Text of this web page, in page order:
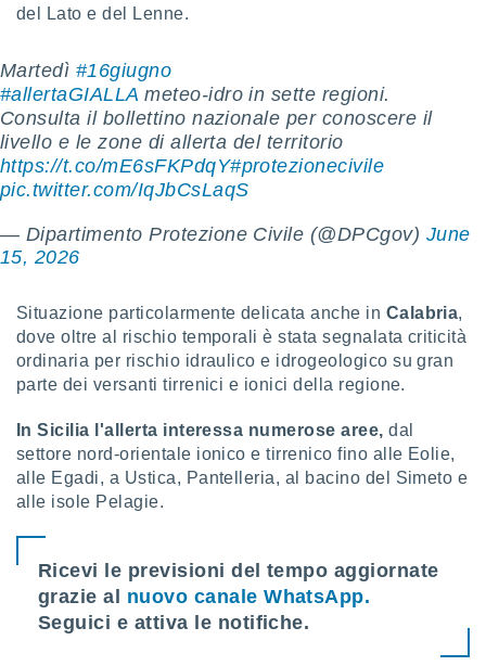
e
per la
dei
la
del
delle
dei
del Lato e del Lenne.
Martedì #16giugno
#allertaGIALLA meteo-idro in sette regioni.
Consulta il bollettino nazionale per conoscere il
livello e le zone di allerta del territorio
https://t.co/mE6sFKPdqY#protezionecivile
pic.twitter.com/IqJbCsLaqS
— Dipartimento Protezione Civile (@DPCgov) June
15, 2026
Situazione particolarmente delicata anche in Calabria,
dove oltre al rischio temporali è stata segnalata criticità
ordinaria per rischio idraulico e idrogeologico su gran
parte dei versanti tirrenici e ionici della regione.
In Sicilia l'allerta interessa numerose aree,dal
settore nord-orientale ionico e tirrenico fino alle Eolie,
alle Egadi, a Ustica, Pantelleria, al bacino del Simeto e
alle isole Pelagie.
Ricevi le previsioni del tempo aggiornate
grazie al nuovo canale WhatsApp.
Seguici e attiva le notifiche.